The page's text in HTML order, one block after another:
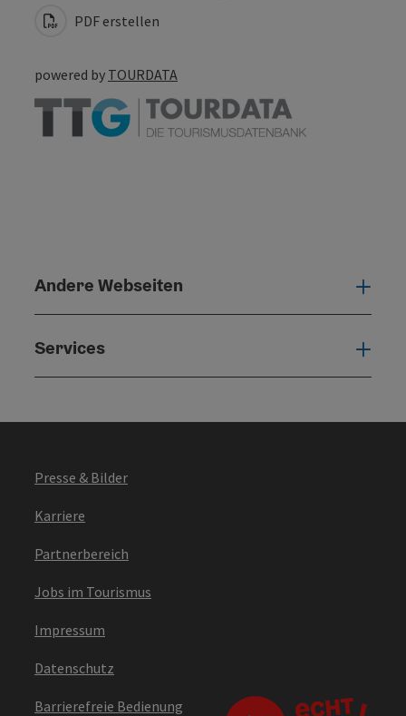
PDF erstellen
powered by TOURDATA
Andere Webseiten
Services
Presse & Bilder
Karriere
Partnerbereich
Jobs im Tourismus
Impressum
Datenschutz
Barrierefreie Bedienung